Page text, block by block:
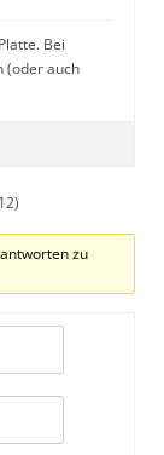
Bei
(oder auch
zu